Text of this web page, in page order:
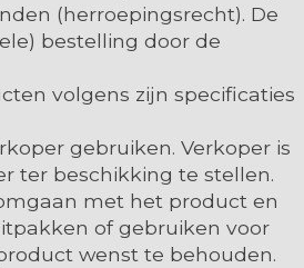
(herroepingsrecht). De
bestelling door de
volgens zijn specificaties
gebruiken. Verkoper is
ter beschikking te stellen.
met het product en
of gebruiken voor
wenst te behouden.